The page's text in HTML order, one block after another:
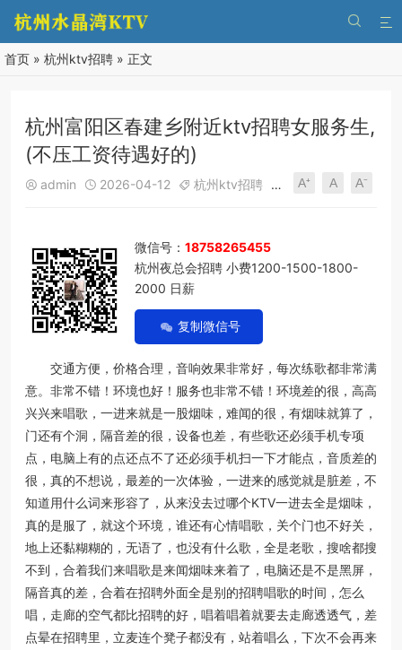


首页 » 杭州ktv招聘 » 正文
杭州富阳区春建乡附近ktv招聘女服务生,
(不压工资待遇好的)
 admin  2026-04-12  杭州ktv招聘  110 0
A⁺ A A⁻
微信号： 18758265455
杭州夜总会招聘 小费1200-1500-1800-
2000 日薪
复制微信号
交通方便，价格合理，音响效果非常好，每次练歌都非常满
意。非常不错！环境也好！服务也非常不错！环境差的很，高高
兴兴来唱歌，一进来就是一股烟味，难闻的很，有烟味就算了，
门还有个洞，隔音差的很，设备也差，有些歌还必须手机专项
点，电脑上有的点还点不了还必须手机扫一下才能点，音质差的
很，真的不想说，最差的一次体验，一进来的感觉就是脏差，不
知道用什么词来形容了，从来没去过哪个KTV一进去全是烟味，
真的是服了，就这个环境，谁还有心情唱歌，关个门也不好关，
地上还黏糊糊的，无语了，也没有什么歌，全是老歌，搜啥都搜
不到，合着我们来唱歌是来闻烟味来着了，电脑还是不是黑屏，
隔音真的差，合着在招聘外面全是别的招聘唱歌的时间，怎么
唱，走廊的空气都比招聘的好，唱着唱着就要去走廊透透气，差
点晕在招聘里，立麦连个凳子都没有，站着唱么，下次不会再来